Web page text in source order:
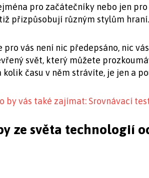
pro začátečníky nebo jen
přizpůsobují různým stylům hraní.
pro vás není nic předepsáno, nic
svět, který můžete
času v něm strávíte, je jen a
by vás také zajímat: Srovnávací
ze světa technologií